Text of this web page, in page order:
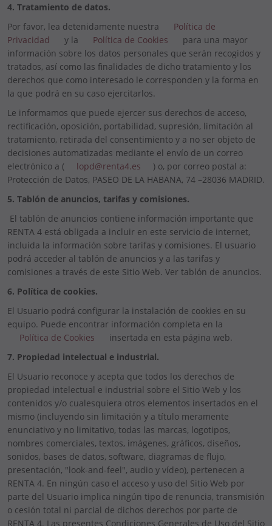
4. Tratamiento de datos.
Por favor, lea detenidamente nuestra
Política de
Privacidad
y la Política de Cookies
para una mayor
información sobre los datos personales que serán recogidos y
tratados, así como las finalidades de dicho tratamiento y los
derechos que como interesado le corresponden y la forma en
la que podrá en su caso ejercitarlos.
Le informamos que puede ejercer sus derechos de acceso,
rectificación, oposición, portabilidad, supresión, limitación al
tratamiento, retirada del consentimiento y a no ser objeto de
decisiones automatizadas mediante el envío de un correo
electrónico a (
lopd@renta4.es
) o, por correo postal a:
Protección de Datos, PASEO DE LA HABANA, 74 –28036 MADRID.
5. Tablón de anuncios, tarifas y comisiones.
El tablón de anuncios contiene información importante que
RENTA 4 está obligada a incluir en este servicio de internet,
incluida la información sobre tarifas y comisiones. El usuario
podrá acceder al tablón de anuncios y a las tarifas y
comisiones a través de este Sitio Web. Ver tablón de anuncios.
6. Política de cookies.
El Usuario podrá configurar la instalación de cookies en su
equipo. Puede encontrar información completa en la
Política de Cookies
insertada en esta página web.
7. Propiedad intelectual e industrial.
El Usuario reconoce y acepta que todos los derechos de
propiedad intelectual e industrial sobre el Sitio Web y los
contenidos y/o cualesquiera otros elementos insertados en el
mismo (incluyendo sin limitación y a título meramente
enunciativo y no limitativo, todas las marcas, logotipos,
nombres comerciales, textos, imágenes, gráficos, diseños,
sonidos, bases de datos, software, diagramas de flujo,
presentación, "look-and-feel", audio y vídeo), pertenecen a
RENTA 4. En ningún caso el acceso y uso del Sitio Web por
parte del Usuario implica ningún tipo de renuncia, transmisión
o cesión total ni parcial de dichos derechos por parte de
RENTA 4. Las presentes Condiciones Generales de Uso del Sitio